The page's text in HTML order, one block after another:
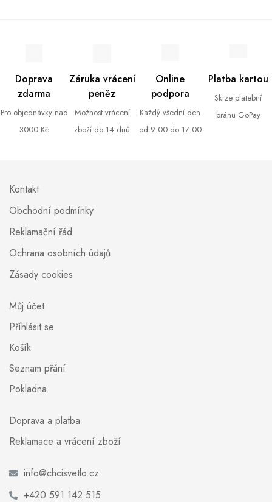
Doprava
zdarma
Pro objednávky nad
3000 Kč
Záruka vrácení
peněz
Možnost vrácení
zboží do 14 dnů
Online
podpora
Každý všední den
od 9:00 do 17:00
Platba kartou
Skrze platební
bránu GoPay
Kontakt
Obchodní podmínky
Reklamační řád
Ochrana osobních údajů
Zásady cookies
Můj účet
Příhlásit se
Košík
Seznam přání
Pokladna
Doprava a platba
Reklamace a vrácení zboží
info@chcisvetlo.cz
+420 591 142 515